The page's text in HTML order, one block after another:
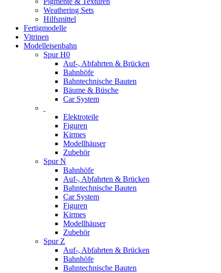
Weathering Sets
Hilfsmittel
Fertigmodelle
Vitrinen
Modelleisenbahn
Spur H0
Auf-, Abfahrten & Brücken
Bahnhöfe
Bahntechnische Bauten
Bäume & Büsche
Car System
Elektroteile
Figuren
Kirmes
Modellhäuser
Zubehör
Spur N
Bahnhöfe
Auf-, Abfahrten & Brücken
Bahntechnische Bauten
Car System
Figuren
Kirmes
Modellhäuser
Zubehör
Spur Z
Auf-, Abfahrten & Brücken
Bahnhöfe
Bahntechnische Bauten